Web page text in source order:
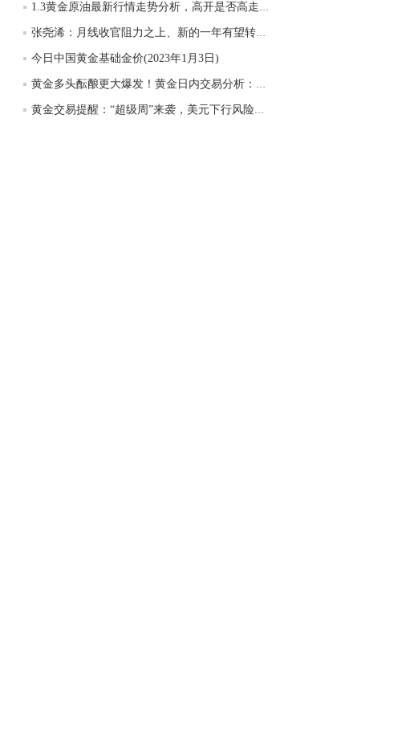
匿名网友-中金在线手机网：杨老师！黄金具
1.3黄金原油最新行情走势分析，高开是否高走金...
张尧浠：月线收官阻力之上、新的一年有望转强攀...
今日中国黄金基础金价(2023年1月3日)
黄金多头酝酿更大爆发！黄金日内交易分析：若突...
黄金交易提醒：“超级周”来袭，美元下行风险仍...